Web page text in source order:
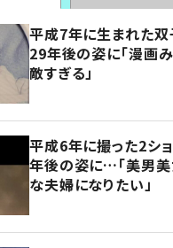
平成7年に生まれた
29年後の姿に「漫画み
敵すぎる」
平成6年に撮った2シ
年後の姿に…「美男美
な夫婦になりたい」